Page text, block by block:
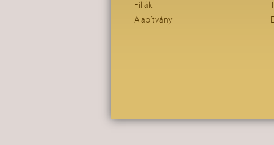
Fíliák
Alapítvány